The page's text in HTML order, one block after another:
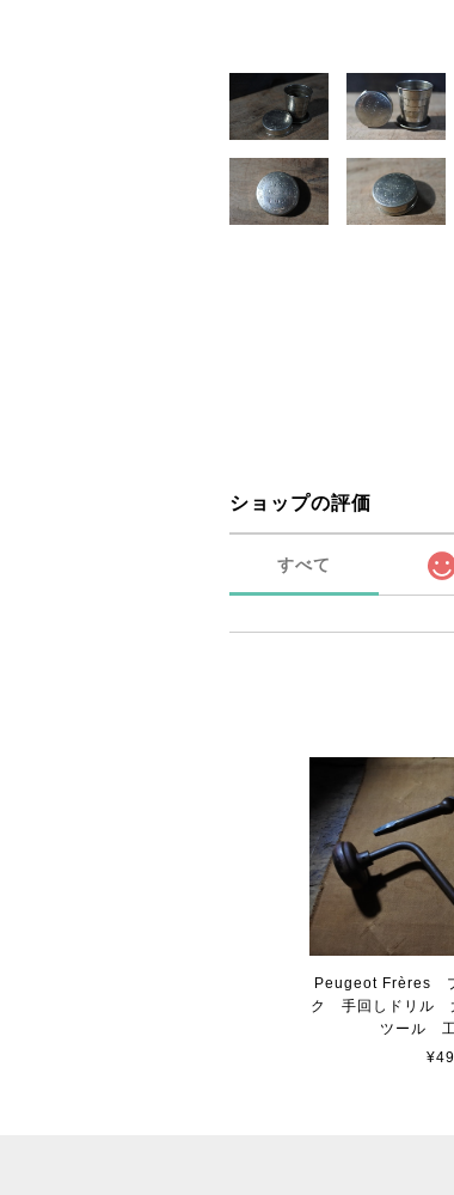
ショップの評価
すべて
Peugeot Frères
ク 手回しドリル
ツール